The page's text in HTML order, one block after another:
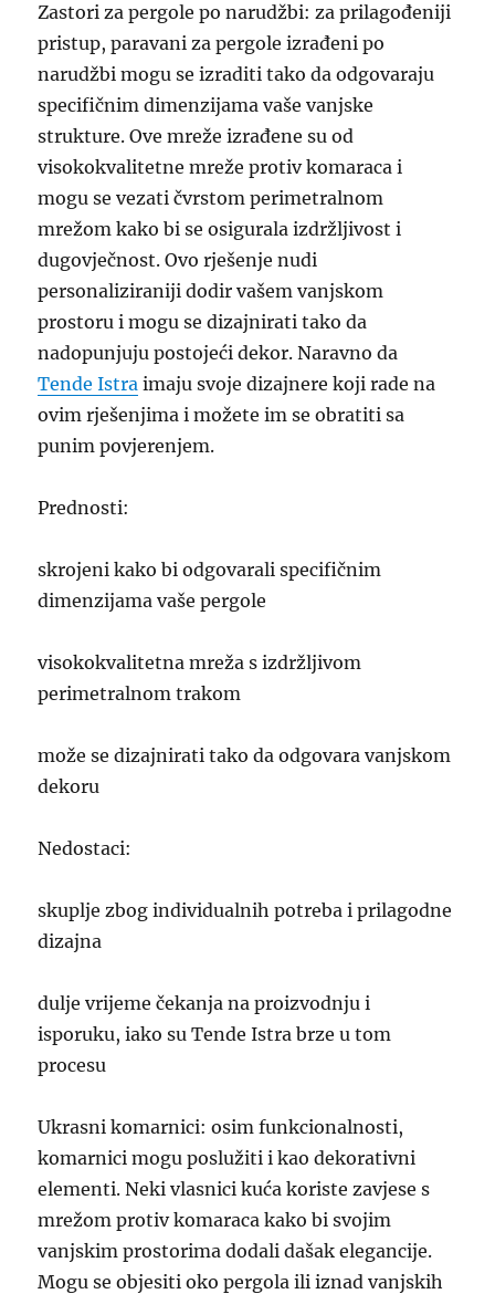
Zastori za pergole po narudžbi: za prilagođeniji
pristup, paravani za pergole izrađeni po
narudžbi mogu se izraditi tako da odgovaraju
specifičnim dimenzijama vaše vanjske
strukture. Ove mreže izrađene su od
visokokvalitetne mreže protiv komaraca i
mogu se vezati čvrstom perimetralnom
mrežom kako bi se osigurala izdržljivost i
dugovječnost. Ovo rješenje nudi
personaliziraniji dodir vašem vanjskom
prostoru i mogu se dizajnirati tako da
nadopunjuju postojeći dekor. Naravno da
Tende Istra imaju svoje dizajnere koji rade na
ovim rješenjima i možete im se obratiti sa
punim povjerenjem.
Prednosti:
skrojeni kako bi odgovarali specifičnim
dimenzijama vaše pergole
visokokvalitetna mreža s izdržljivom
perimetralnom trakom
može se dizajnirati tako da odgovara vanjskom
dekoru
Nedostaci:
skuplje zbog individualnih potreba i prilagodne
dizajna
dulje vrijeme čekanja na proizvodnju i
isporuku, iako su Tende Istra brze u tom
procesu
Ukrasni komarnici: osim funkcionalnosti,
komarnici mogu poslužiti i kao dekorativni
elementi. Neki vlasnici kuća koriste zavjese s
mrežom protiv komaraca kako bi svojim
vanjskim prostorima dodali dašak elegancije.
Mogu se objesiti oko pergola ili iznad vanjskih